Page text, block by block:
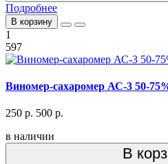
Подробнее
В корзину
1
597
Виномер-сахаромер АС-3 50-
250 р. 500 р.
в наличии
В